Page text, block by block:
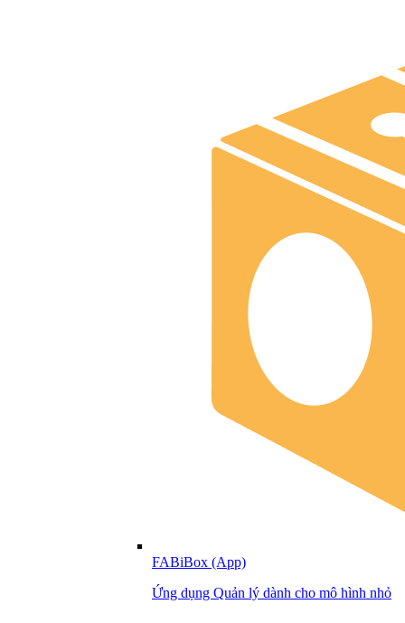
FABiBox (App)
Ứng dụng Quản lý dành cho mô hình nhỏ